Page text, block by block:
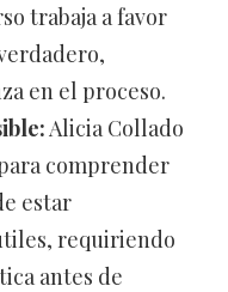
trabaja a favor
en el proceso.
Alicia Collado
comprender
estar
requiriendo
antes de